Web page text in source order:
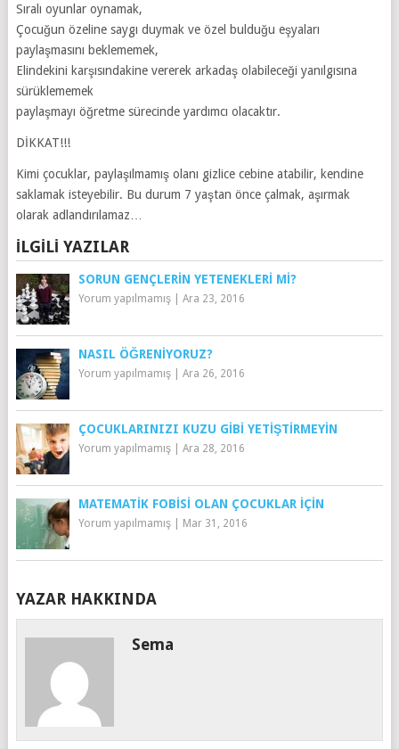
Sıralı oyunlar oynamak,
Çocuğun özeline saygı duymak ve özel bulduğu eşyaları
paylaşmasını beklememek,
Elindekini karşısındakine vererek arkadaş olabileceği yanılgısına
sürüklememek
paylaşmayı öğretme sürecinde yardımcı olacaktır.
DİKKAT!!!
Kimi çocuklar, paylaşılmamış olanı gizlice cebine atabilir, kendine
saklamak isteyebilir. Bu durum 7 yaştan önce çalmak, aşırmak
olarak adlandırılamaz…
İLGILI YAZILAR
SORUN GENÇLERIN YETENEKLERI MI?
Yorum yapılmamış| Ara 23, 2016
NASIL ÖĞRENIYORUZ?
Yorum yapılmamış| Ara 26, 2016
ÇOCUKLARINIZI KUZU GIBI YETIŞTIRMEYIN
Yorum yapılmamış| Ara 28, 2016
MATEMATIK FOBISI OLAN ÇOCUKLAR İÇIN
Yorum yapılmamış| Mar 31, 2016
YAZAR HAKKINDA
Sema